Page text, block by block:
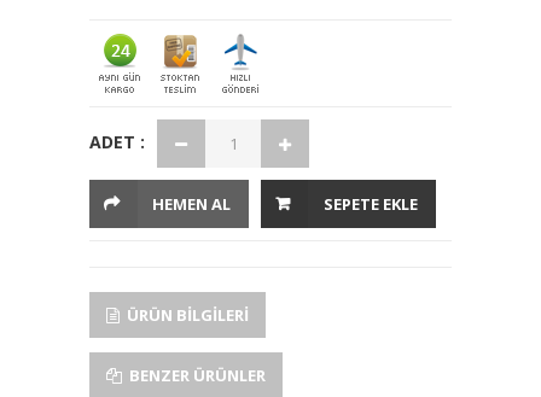
ADET :
HEMEN AL SEPETE EKLE
ÜRÜN BILGILERI
BENZER ÜRÜNLER